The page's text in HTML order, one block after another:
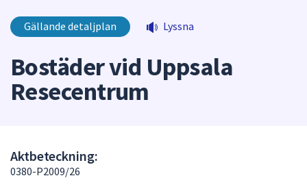
skriva
i
Gällande detaljplan Lyssna
Bostäder vid Uppsala
Resecentrum
Aktbeteckning:
0380-P2009/26